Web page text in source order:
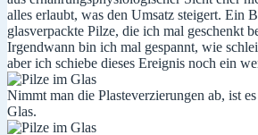
alles erlaubt, was den Umsatz steigert. Ein
glasverpackte Pilze, die ich mal geschenkt
Irgendwann bin ich mal gespannt, wie
aber ich schiebe dieses Ereignis noch ein
Nimmt man die Plasteverzierungen ab, ist
Glas.